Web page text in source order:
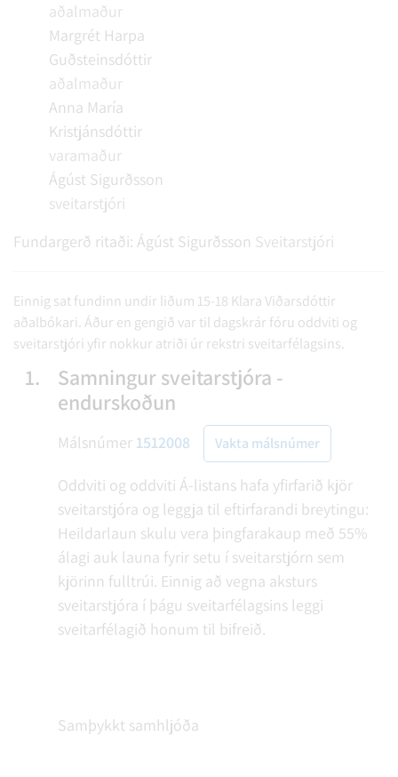
aðalmaður
Margrét Harpa
Guðsteinsdóttir
aðalmaður
Anna María
Kristjánsdóttir
varamaður
Ágúst Sigurðsson
sveitarstjóri
Fundargerð ritaði: Ágúst Sigurðsson Sveitarstjóri
Einnig sat fundinn undir liðum 15-18 Klara Viðarsdóttir
aðalbókari. Áður en gengið var til dagskrár fóru oddviti og
sveitarstjóri yfir nokkur atriði úr rekstri sveitarfélagsins.
1.
Samningur sveitarstjóra -
endurskoðun
Málsnúmer 1512008 Vakta málsnúmer
Oddviti og oddviti Á-listans hafa yfirfarið kjör
sveitarstjóra og leggja til eftirfarandi breytingu:
Heildarlaun skulu vera þingfarakaup með 55%
álagi auk launa fyrir setu í sveitarstjórn sem
kjörinn fulltrúi. Einnig að vegna aksturs
sveitarstjóra í þágu sveitarfélagsins leggi
sveitarfélagið honum til bifreið.
Samþykkt samhljóða